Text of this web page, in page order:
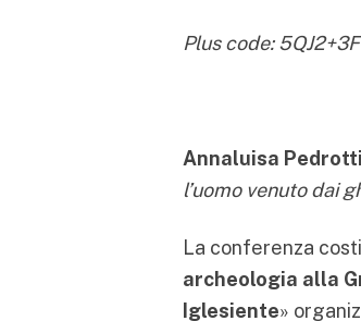
Plus code:
Annaluisa Pedrotti
l’uomo venuto dai
La conferenza
archeologia alla
Iglesiente»